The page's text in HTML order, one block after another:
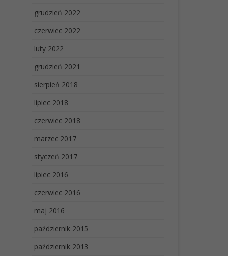
grudzień 2022
czerwiec 2022
luty 2022
grudzień 2021
sierpień 2018
lipiec 2018
czerwiec 2018
marzec 2017
styczeń 2017
lipiec 2016
czerwiec 2016
maj 2016
październik 2015
październik 2013